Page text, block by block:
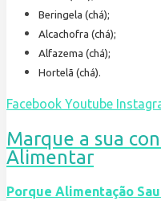
Beringela (chá);
Alcachofra (chá);
Alfazema (chá);
Hortelã (chá).
Facebook Youtube
Marque a sua
Alimentar
Porque Alimentação